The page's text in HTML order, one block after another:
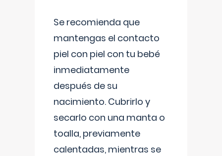
Se recomienda que
mantengas el contacto
piel con piel con tu bebé
inmediatamente
después de su
nacimiento. Cubrirlo y
secarlo con una manta o
toalla, previamente
calentadas, mientras se